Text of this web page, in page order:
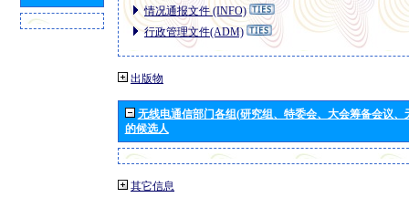
情况通报文件 (INFO)
行政管理文件(ADM)
出版物
无线电通信部门各组(研究组、特委会、大会筹备会议
的候选人
其它信息